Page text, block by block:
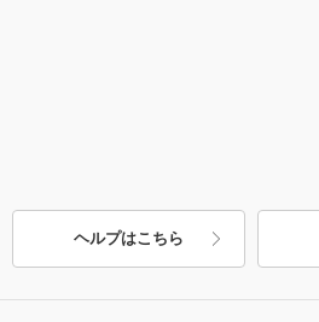
ヘルプはこちら